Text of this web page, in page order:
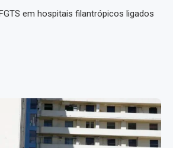
em hospitais filantrópicos ligados